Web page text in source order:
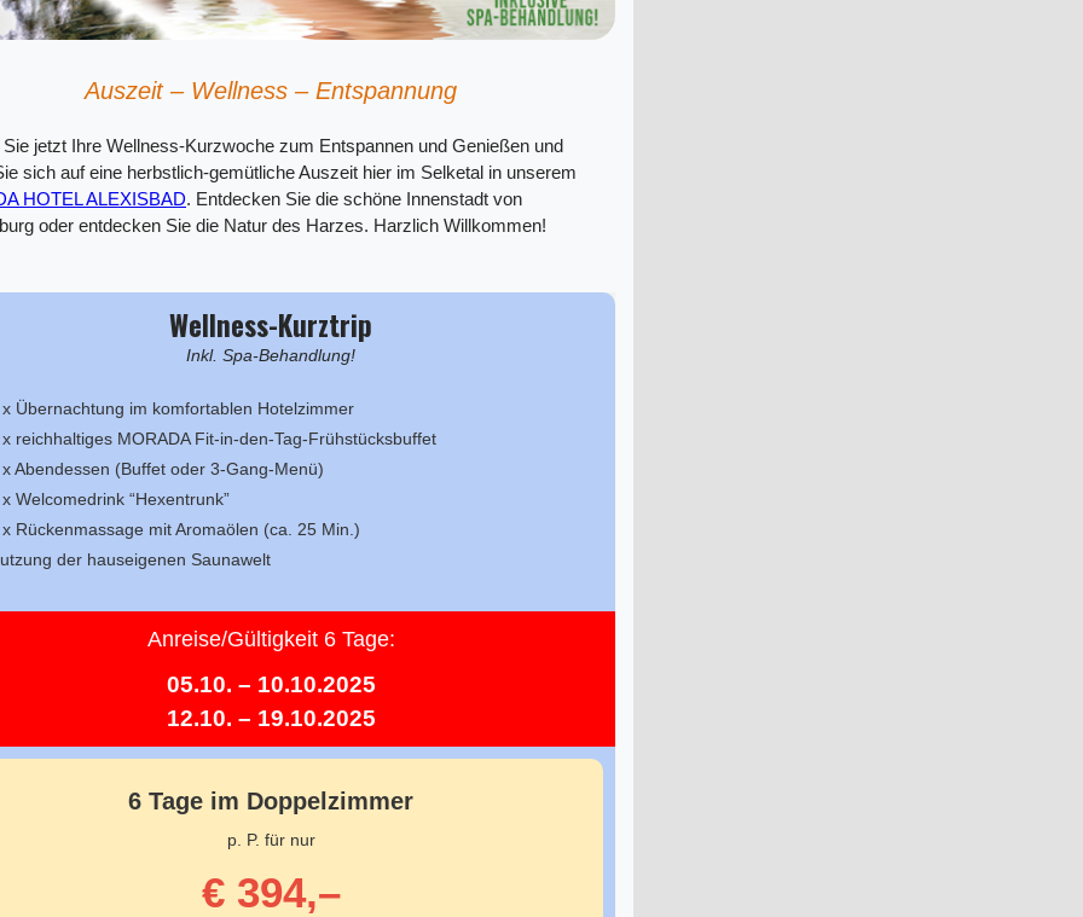
Auszeit – Wellness –Entspannung
jetzt Ihre Wellness-Kurzwoche zum Entspannen und Genießen und
sich auf eine herbstlich-gemütliche Auszeit hier im Selketal in unserem
HOTEL ALEXISBAD. Entdecken Sie die schöne Innenstadt von
oder entdecken Sie die Natur des Harzes. Harzlich Willkommen!
Wellness-Kurztrip
Inkl. Spa-Behandlung!
Übernachtung im komfortablen Hotelzimmer
reichhaltiges MORADA Fit-in-den-Tag-Frühstücksbuffet
Abendessen (Buffet oder 3-Gang-Menü)
Welcomedrink “Hexentrunk”
Rückenmassage mit Aromaölen (ca. 25 Min.)
der hauseigenen Saunawelt
Anreise/Gültigkeit 6 Tage:
05.10. – 10.10.2025
12.10. – 19.10.2025
6 Tage im Doppelzimmer
p. P. für nur
€ 394,–